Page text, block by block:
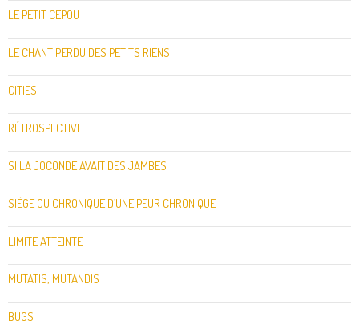
LE PETIT CEPOU
LE CHANT PERDU DES PETITS RIENS
CITIES
RÉTROSPECTIVE
SI LA JOCONDE AVAIT DES JAMBES
SIÈGE OU CHRONIQUE D’UNE PEUR CHRONIQUE
LIMITE ATTEINTE
MUTATIS, MUTANDIS
BUGS